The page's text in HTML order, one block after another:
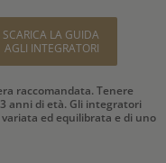
SCARICA LA GUIDA
AGLI INTEGRATORI
raccomandata. Tenere
anni di età. Gli integratori
ed equilibrata e di uno